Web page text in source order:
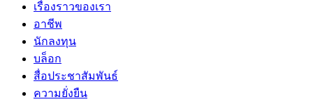
เรื่องราวของเรา
อาชีพ
นักลงทุน
บล็อก
สื่อประชาสัมพันธ์
ความยั่งยืน